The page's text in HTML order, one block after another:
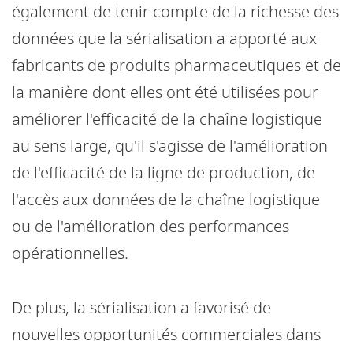
également de tenir compte de la richesse des
données que la sérialisation a apporté aux
fabricants de produits pharmaceutiques et de
la manière dont elles ont été utilisées pour
améliorer l'efficacité de la chaîne logistique
au sens large, qu'il s'agisse de l'amélioration
de l'efficacité de la ligne de production, de
l'accès aux données de la chaîne logistique
ou de l'amélioration des performances
opérationnelles.
De plus, la sérialisation a favorisé de
nouvelles opportunités commerciales dans